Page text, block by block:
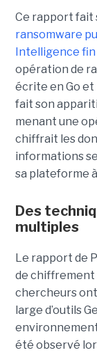
Ce rapport fait
ransomware
Intelligence fin
opération de
écrite en Go et
fait son
menant une
chiffrait les
informations
sa plateforme
Des
multiples
Le rapport de
de chiffrement
chercheurs ont
large d’outils
été observé